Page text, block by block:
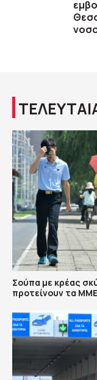
Σούπα με κρέας
προτείνουν τα